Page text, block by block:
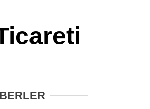
Altcoin Haberleri
XRP Haberleri